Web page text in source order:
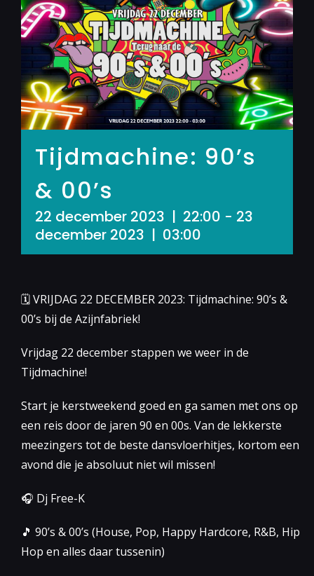
Tijdmachine: 90’s
& 00’s
22 december 2023 | 22:00 - 23
december 2023 | 03:00
🗓 VRIJDAG 22 DECEMBER 2023: Tijdmachine: 90’s &
00’s bij de Azijnfabriek!
Vrijdag 22 december stappen we weer in de
Tijdmachine!
Start je kerstweekend goed en ga samen met ons op
een reis door de jaren 90 en 00s. Van de lekkerste
meezingers tot de beste dansvloerhitjes, kortom een
avond die je absoluut niet wil missen!
🎧 Dj Free-K
🎵 90’s & 00’s (House, Pop, Happy Hardcore, R&B, Hip
Hop en alles daar tussenin)